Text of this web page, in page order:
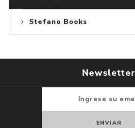
Stefano Books
Newsletter